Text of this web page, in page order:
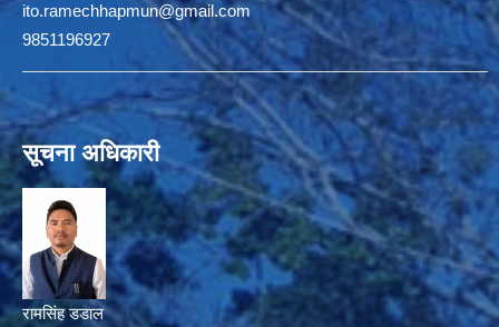
ito.ramechhapmun@gmail.com
9851196927
सूचना अधिकारी
रामसिंह डडाल